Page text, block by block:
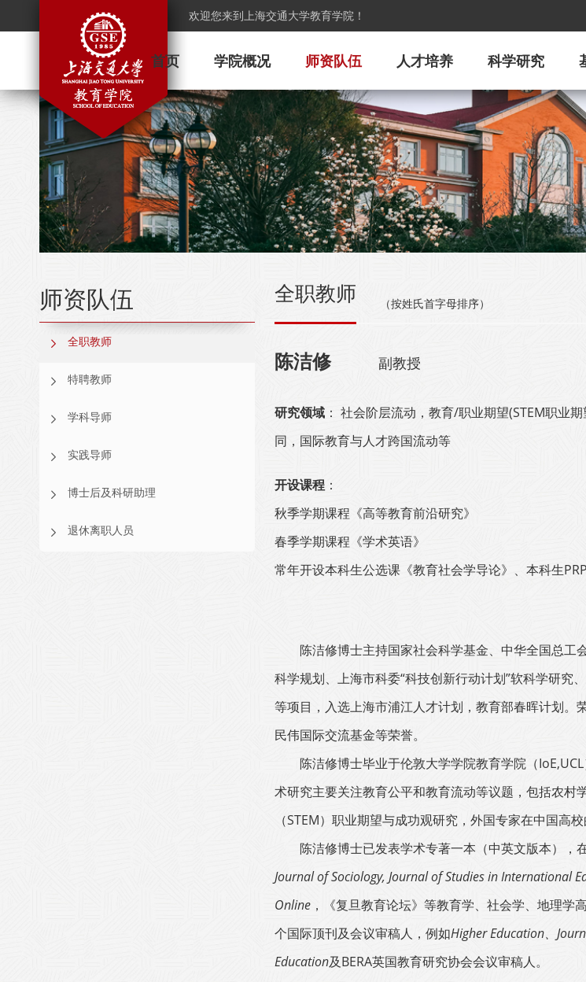
欢迎您来到上海交通大学教育学院！
首页 学院概况 师资队伍 人才培养 科学研究
师资队伍
全职教师
特聘教师
学科导师
实践导师
博士后及科研助理
退休离职人员
全职教师 （按姓氏首字母排序）
陈洁修 副教授
研究领域： 社会阶层流动，教育/职业期望(STEM职业
同，国际教育与人才跨国流动等
开设课程：
秋季学期课程《高等教育前沿研究》
春季学期课程 《学术英语》
常年开设本科生公选课《教育社会学导论》、本科生
陈洁修博士主持国家社会科学基金、 中华全国总工
科学规划、 上海市科委“科技创新行动计划”软科学研究
等项目，入选上海市浦江人才计划，教育部春晖计划。
民伟国际交流基金等荣誉。
陈洁修博士毕业于伦敦大学学院教育学院（
术研究主要关注教育公平和教育流动等议题，包括农村
（STEM）职业期望与成功观研究，外国专家在中国高校
陈洁修博士已发表学术专著一本（中英文版本），
Journal of Sociology, Journal of Studies in International
Online，《复旦教育论坛》等教育学、社会学、地理学
个国际顶刊及会议审稿人，例如Higher Education、
Education及BERA英国教育研究协会会议审稿人。